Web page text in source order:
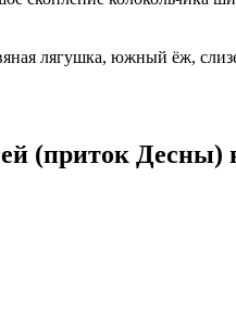
лягушка, южный ёж,
(приток Десны)